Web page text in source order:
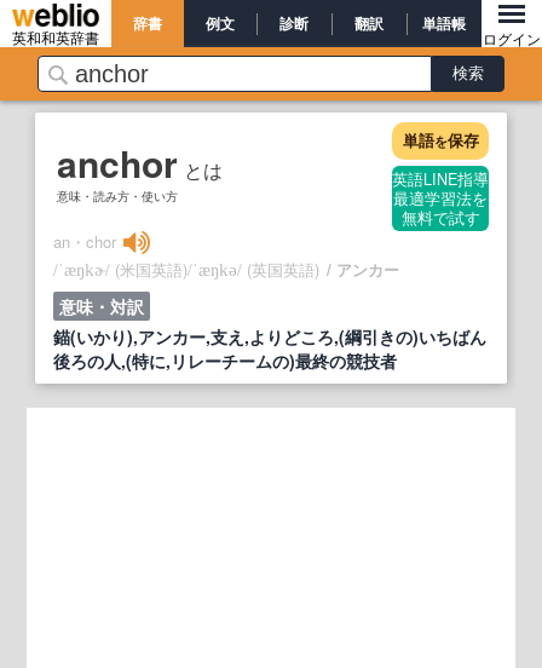
英和和英辞書
辞書 例文 診断 翻訳 単語帳
ログイン
anchor とは
意味・読み方・使い方
単語を保存
英語LINE指導
最適学習法を
無料で試す
an・chor
/ˈæŋkɚ/ (米国英語)/ˈæŋkə/ (英国英語) アンカー
意味・対訳
錨(いかり),アンカー,支え,よりどころ,(綱引きの)いちばん
後ろの人,(特に,リレーチームの)最終の競技者